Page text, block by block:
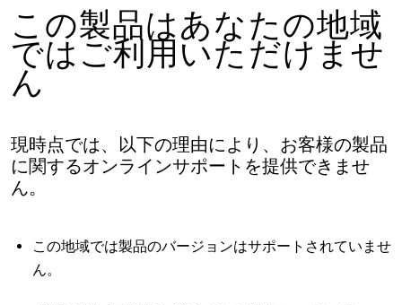
この製品はあなたの地域
ではご利用いただけませ
ん
現時点では、以下の理由により、お客様の製品
に関するオンラインサポートを提供できませ
ん。
この地域では製品のバージョンはサポートされていませ
ん。